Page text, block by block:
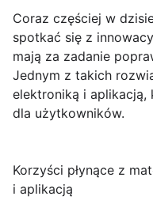
Coraz częściej w
spotkać się z
mają za zadanie
Jednym z takich
elektroniką i
dla użytkowników.
Korzyści płynące z
i aplikacją